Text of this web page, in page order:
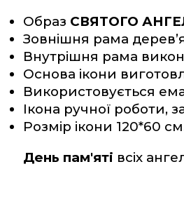
Образ СВЯТОГО
Зовнішня рама
Внутрішня рама
Основа ікони
Використовується
Ікона ручної роботи,
Розмір ікони 120*60
День пам'яті всіх